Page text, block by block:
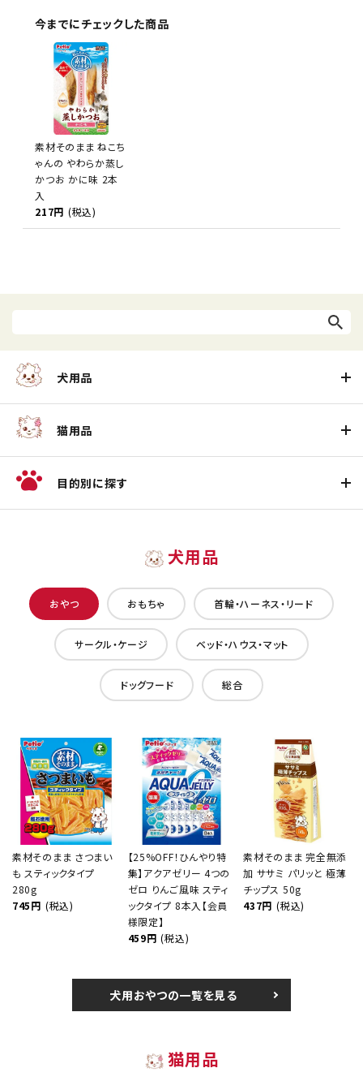
今までにチェックした商品
素材そのまま ねこち
ゃんの やわらか蒸し
かつお かに味 2本
入
217円 (税込)
犬用品
猫用品
目的別に探す
犬用品
おやつ おもちゃ 首輪・ハーネス・リード
サークル・ケージ ベッド・ハウス・マット
ドッグフード 総合
素材そのまま さつまい
も スティックタイプ
280g
745円 (税込)
【25%OFF！ひんやり特
集】アクアゼリー 4つの
ゼロ りんご風味 スティ
ックタイプ 8本入【会員
様限定】
459円 (税込)
素材そのまま 完全無添
加 ササミ パリッと 極薄
チップス 50g
437円 (税込)
犬用おやつの一覧を見る
猫用品